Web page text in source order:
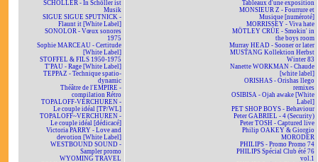
SCHÖLLER - In Schöller ist
Musik
SIGUE SIGUE SPUTNICK -
Flaunt it [White Label]
SONOLOR - Vœux sonores
1975
Sophie MARCEAU - Certitude
[White Label]
STOFFEL & FILS 1950-1975
T'PAU - Rage [White Label]
TEPPAZ - Technique spatio-
dynamic
Théâtre de l'EMPIRE -
compilation Rétro
TOPALOFF-VERCHUREN -
Le couple idéal [TP/WL]
TOPALOFF~VERCHUREN -
Le couple idéal [dédicacé]
Victoria PARRY - Love and
devotion [White Label]
WESTBOUND SOUND -
Sampler promo
WYOMING TRAVEL
Tableaux d'une exposition
MONSIEUR Z - Fourrure et
Musique [numéroté]
MORRISSEY - Viva hate
MÖTLEY CRÜE - Smokin' in
the boys room
Murray HEAD - Sooner or later
MUSTANG Kollektion Herbst
Winter 83
Nanette WORKMAN - Chaude
[white label]
ORISHAS - Orishas llego
remixes
OSIBISA - Ojah awake [White
Label]
PET SHOP BOYS - Behaviour
Peter GABRIEL - 4 (Security)
Peter TOSH - Captured live
Philip OAKEY & Giorgio
MORODER
PHILIPS - Promo Promo 74
PHILIPS Spécial Club été 76
vol.1